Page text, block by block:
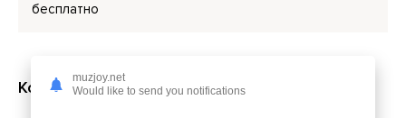
бесплатно
Короткий текст из песни
muzjoy.net
Would like to send you notifications